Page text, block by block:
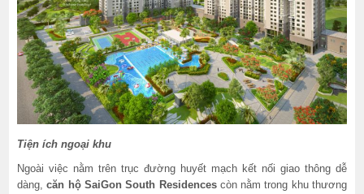
Tiện ích ngoại khu
Ngoài việc nằm trên trục đường huyết mạch kết nối giao thông dễ
dàng,căn hộ SaiGon South Residencescòn nằm trong khu thương